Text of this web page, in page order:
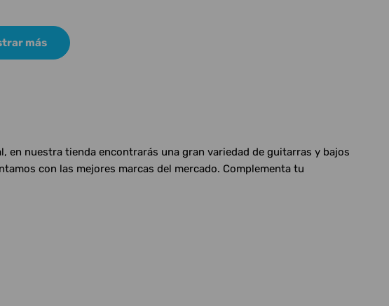
más
nuestra tienda encontrarás una gran variedad de guitarras y bajos
con las mejores marcas del mercado. Complementa tu